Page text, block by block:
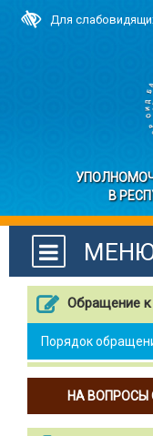
Для
В
Обращение
Порядок
НА ВОПРОСЫ